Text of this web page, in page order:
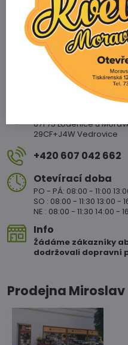
Zahradnictví
671 75 Loděnice u
29CF+J4W Vedrovice
+420 607 042 662
Otevírací doba
PO - PÁ: 08:00 - 11:00
SO : 08:00 - 11:30 13:00 -
NE : 08:00 - 11:30 14:00 -
Info
Žádáme zákazníky
dodržovali dopravní
Prodejna Miroslav